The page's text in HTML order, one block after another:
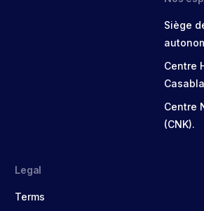
Siège
Centre
Centre
(CNK).
Legal
Terms